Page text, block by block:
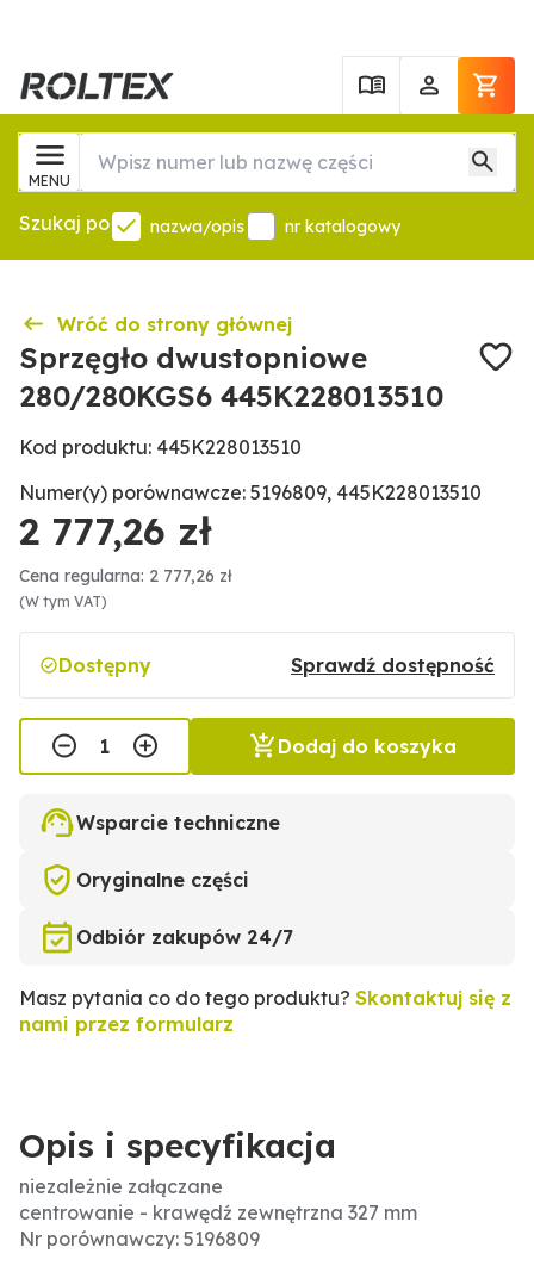
MENU
Szukaj po nazwa/opis nr katalogowy
Wróć do strony głównej
Sprzęgło dwustopniowe
280/280KGS6 445K228013510
Kod produktu: 445K228013510
Numer(y) porównawcze: 5196809, 445K228013510
2 777,26 zł
Cena regularna: 2 777,26 zł
(W tym VAT)
Dostępny Sprawdź dostępność
Dodaj do koszyka
Wsparcie techniczne
Oryginalne części
Odbiór zakupów 24/7
Masz pytania co do tego produktu? Skontaktuj się z
nami przez formularz
Opis i specyfikacja
niezależnie załączane
centrowanie - krawędź zewnętrzna 327 mm
Nr porównawczy: 5196809